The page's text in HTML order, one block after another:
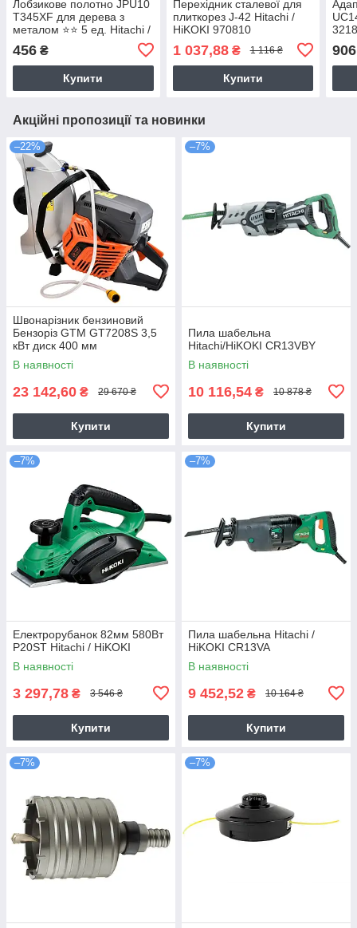
Лобзикове полотно JPU10
T345XF для дерева з
металом ⭐️⭐️ 5 ед. Hitachi /
456 ₴
Купити
Перехідник сталевої для
плиткорез J-42 Hitachi /
HiKOKI 970810
1 037,88₴ 1 116 ₴
Купити
906
Акційні пропозиції та новинки
–22%
Швонарізник бензиновий
Бензоріз GTM GT7208S 3,5
кВт диск 400 мм
В наявності
23 142,60 ₴ 29 670 ₴
Купити
–7%
Пила шабельна
Hitachi/HiKOKI CR13VBY
В наявності
10 116,54 ₴ 10 878 ₴
Купити
–7%
Електрорубанок 82мм 580Вт
P20ST Hitachi / HiKOKI
В наявності
3 297,78 ₴ 3 546 ₴
Купити
–7%
Пила шабельна Hitachi /
HiKOKI CR13VA
В наявності
9 452,52 ₴ 10 164 ₴
Купити
–7% –7%